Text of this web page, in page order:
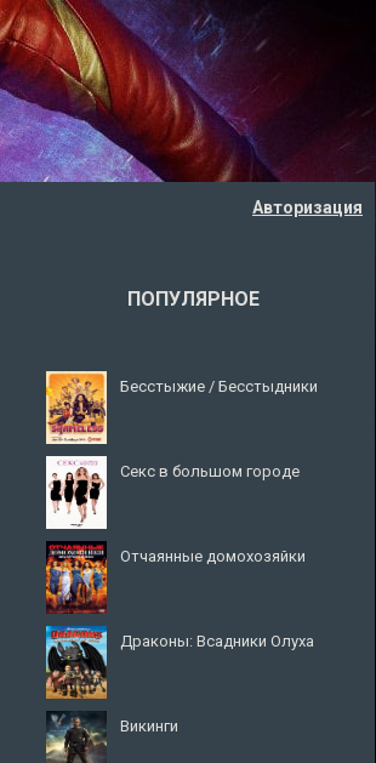
Авторизация
ПОПУЛЯРНОЕ
Бесстыжие / Бесстыдники
Секс в большом городе
Отчаянные домохозяйки
Драконы: Всадники Олуха
Викинги